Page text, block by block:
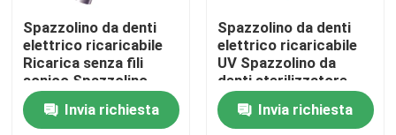
Prodotti
Video
Spazzolino da denti
elettrico ricaricabile
Ricarica senza fili
sonico Spazzolino
impermeabile elettrico
Invia richiesta
Spazzolino da denti
elettrico ricaricabile
UV Spazzolino da
denti sterilizzatore
Spazzolino da denti
Invia richiesta